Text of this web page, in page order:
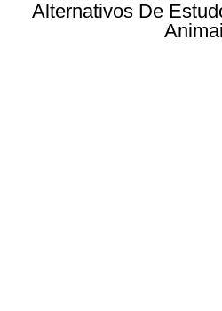
Alternativos De